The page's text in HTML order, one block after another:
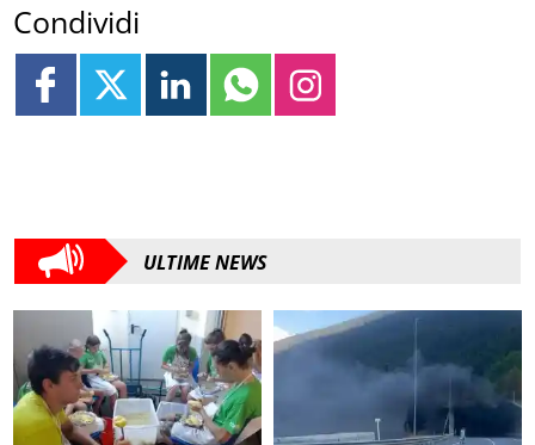
Condividi
ULTIME NEWS